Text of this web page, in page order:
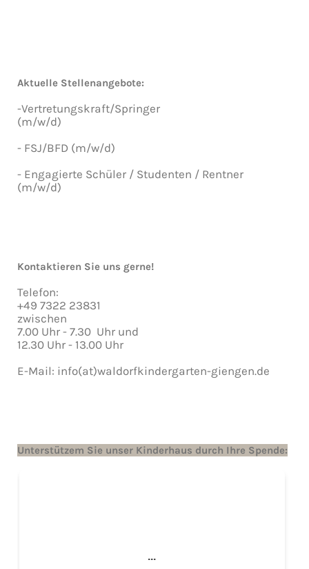
Aktuelle Stellenangebote:
-Vertretungskraft/Springer
(m/w/d)
- FSJ/BFD (m/w/d)
- Engagierte Schüler / Studenten / Rentner
(m/w/d)
Kontaktieren Sie uns gerne!
Telefon:
+49 7322 23831
zwischen
7.00 Uhr - 7.30 Uhr und
12.30 Uhr - 13.00 Uhr
E-Mail: info(at)waldorfkindergarten-giengen.de
Unterstützem Sie unser Kinderhaus durch Ihre Spende: